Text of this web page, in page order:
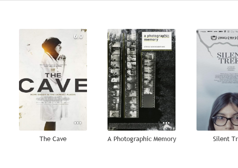
6.0
The Cave
--
A Photographic Memory Silent